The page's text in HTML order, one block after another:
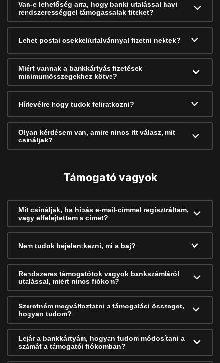
Van-e lehetőség arra, hogy banki utalással havi
rendszerességgel támogassalak titeket?
Lehet postai csekkel/utalvánnyal fizetni nektek?
Miért vannak a bankkártyás fizetések
minimumösszegekhez kötve?
Hírlevélre hogy tudok feliratkozni?
Olyan kérdésem van, amire nincs itt válasz, mit
csináljak?
Támogató vagyok
Mit csináljak, ha hibás e-mail-címmel regisztráltam,
vagy elfelejtettem a címet?
Nem tudok bejelentkezni, mi a baj?
Rendszeres támogatótok vagyok bankszámláról
utalással, miért nincs fiókom?
Szeretném megváltoztatni a támogatási összeget,
hogyan tudom?
Lejár a bankkártyám, hogyan tudom módosítani a
számát a támogatói fiókomban?